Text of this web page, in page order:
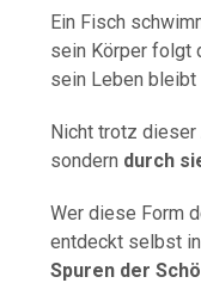
Ein Fisch
sein Körper folgt
sein Leben bleibt
Nicht trotz dieser
sondern durch
Wer diese Form
entdeckt selbst
Spuren der